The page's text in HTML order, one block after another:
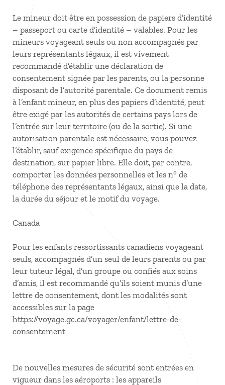
Le mineur doit être en possession de papiers d’identité
– passeport ou carte d’identité – valables. Pour les
mineurs voyageant seuls ou non accompagnés par
leurs représentants légaux, il est vivement
recommandé d’établir une déclaration de
consentement signée par les parents, ou la personne
disposant de l’autorité parentale. Ce document remis
à l’enfant mineur, en plus des papiers d’identité, peut
être exigé par les autorités de certains pays lors de
l’entrée sur leur territoire (ou de la sortie). Si une
autorisation parentale est nécessaire, vous pouvez
l’établir, sauf exigence spécifique du pays de
destination, sur papier libre. Elle doit, par contre,
comporter les données personnelles et les n° de
téléphone des représentants légaux, ainsi que la date,
la durée du séjour et le motif du voyage.
Canada
Pour les enfants ressortissants canadiens voyageant
seuls, accompagnés d’un seul de leurs parents ou par
leur tuteur légal, d’un groupe ou confiés aux soins
d’amis, il est recommandé qu’ils soient munis d’une
lettre de consentement, dont les modalités sont
accessibles sur la page
https://voyage.gc.ca/voyager/enfant/lettre-de-
consentement
De nouvelles mesures de sécurité sont entrées en
vigueur dans les aéroports : les appareils